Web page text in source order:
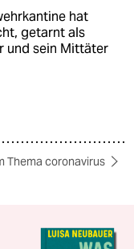
hat
getarnt als
und sein Mittäter
Thema coronavirus